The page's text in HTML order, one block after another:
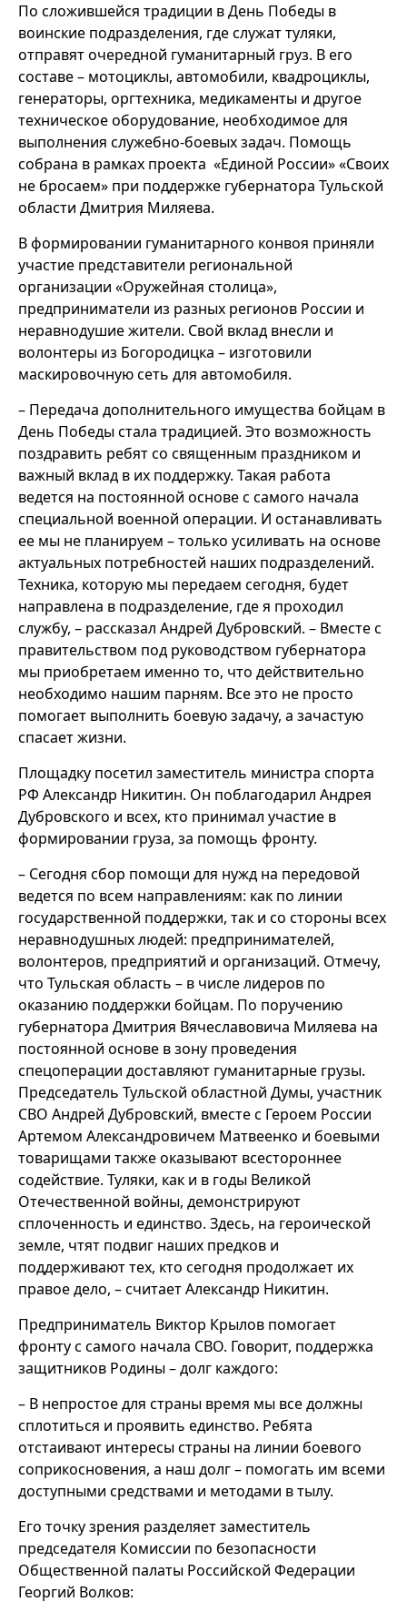
По сложившейся традиции в День Победы в
воинские подразделения, где служат туляки,
отправят очередной гуманитарный груз. В его
составе – мотоциклы, автомобили, квадроциклы,
генераторы, оргтехника, медикаменты и другое
техническое оборудование, необходимое для
выполнения служебно-боевых задач. Помощь
собрана в рамках проекта «Единой России» «Своих
не бросаем» при поддержке губернатора Тульской
области Дмитрия Миляева.
В формировании гуманитарного конвоя приняли
участие представители региональной
организации «Оружейная столица»,
предприниматели из разных регионов России и
неравнодушие жители. Свой вклад внесли и
волонтеры из Богородицка – изготовили
маскировочную сеть для автомобиля.
– Передача дополнительного имущества бойцам в
День Победы стала традицией. Это возможность
поздравить ребят со священным праздником и
важный вклад в их поддержку. Такая работа
ведется на постоянной основе с самого начала
специальной военной операции. И останавливать
ее мы не планируем – только усиливать на основе
актуальных потребностей наших подразделений.
Техника, которую мы передаем сегодня, будет
направлена в подразделение, где я проходил
службу, ­– рассказал Андрей Дубровский. – Вместе с
правительством под руководством губернатора
мы приобретаем именно то, что действительно
необходимо нашим парням. Все это не просто
помогает выполнить боевую задачу, а зачастую
спасает жизни.
Площадку посетил заместитель министра спорта
РФ Александр Никитин. Он поблагодарил Андрея
Дубровского и всех, кто принимал участие в
формировании груза, за помощь фронту.
­– Сегодня сбор помощи для нужд на передовой
ведется по всем направлениям: как по линии
государственной поддержки, так и со стороны всех
неравнодушных людей: предпринимателей,
волонтеров, предприятий и организаций. Отмечу,
что Тульская область – в числе лидеров по
оказанию поддержки бойцам. По поручению
губернатора Дмитрия Вячеславовича Миляева на
постоянной основе в зону проведения
спецоперации доставляют гуманитарные грузы.
Председатель Тульской областной Думы, участник
СВО Андрей Дубровский, вместе с Героем России
Артемом Александровичем Матвеенко и боевыми
товарищами также оказывают всестороннее
содействие. Туляки, как и в годы Великой
Отечественной войны, демонстрируют
сплоченность и единство. Здесь, на героической
земле, чтят подвиг наших предков и
поддерживают тех, кто сегодня продолжает их
правое дело, ­­– считает Александр Никитин.
Предприниматель Виктор Крылов помогает
фронту с самого начала СВО. Говорит, поддержка
защитников Родины – долг каждого:
– В непростое для страны время мы все должны
сплотиться и проявить единство. Ребята
отстаивают интересы страны на линии боевого
соприкосновения, а наш долг – помогать им всеми
доступными средствами и методами в тылу.
Его точку зрения разделяет заместитель
председателя Комиссии по безопасности
Общественной палаты Российской Федерации
Георгий Волков: